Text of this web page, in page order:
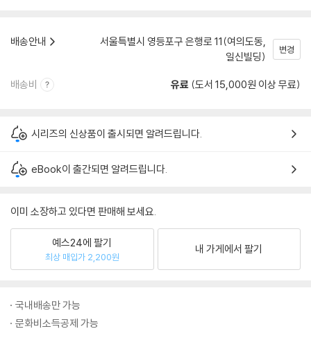
배송안내
서울특별시 영등포구 은행로 11(여의도동,
일신빌딩)
변경
배송비 유료 (도서 15,000원 이상 무료)
시리즈의 신상품이 출시되면 알려드립니다.
eBook이 출간되면 알려드립니다.
이미 소장하고 있다면 판매해 보세요.
예스24에 팔기
최상 매입가 2,200원
내 가게에서 팔기
국내배송만 가능
문화비소득공제 가능